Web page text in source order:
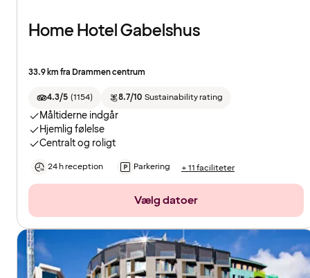
Home Hotel Gabelshus
33.9 km fra Drammen centrum
4.3/5 (1154) 8.7/10 Sustainability rating
Måltiderne indgår
Hjemlig følelse
Centralt og roligt
24 h reception Parkering + 11 faciliteter
Vælg datoer